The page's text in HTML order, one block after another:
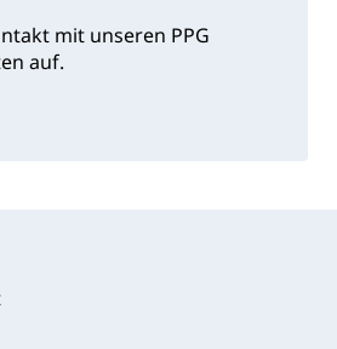
mit unseren PPG
auf.